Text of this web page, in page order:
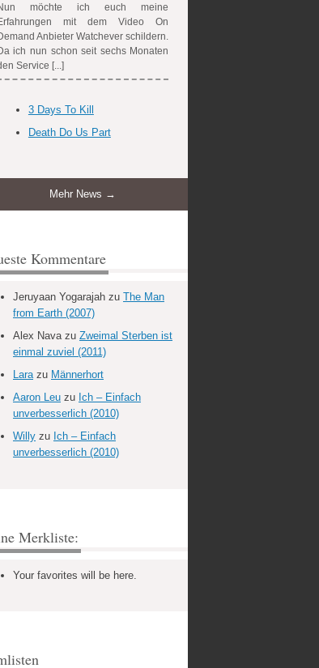
möchte ich euch meine
mit dem Video On
Anbieter Watchever schildern.
ich nun schon seit sechs Monaten
Service [...]
3 Days To Kill
Death Do Us Part
Mehr News →
Kommentare
Jeruyaan Yogarajah zu The Man
from Earth (2007)
Alex Navazu Zweimal Sterben ist
einmal zuviel (2011)
Larazu Männerhort
Aaron Leu zu Ich – Einfach
unverbesserlich (2010)
Willy zu Ich – Einfach
unverbesserlich (2010)
Merkliste:
Your favorites will be here.